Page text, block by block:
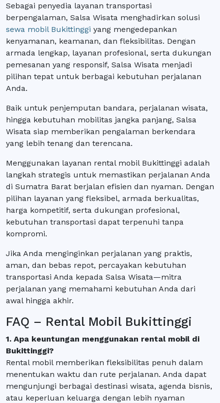
Sebagai penyedia layanan transportasi
berpengalaman, Salsa Wisata menghadirkan solusi
sewa mobil Bukittinggi yang mengedepankan
kenyamanan, keamanan, dan fleksibilitas. Dengan
armada lengkap, layanan profesional, serta dukungan
pemesanan yang responsif, Salsa Wisata menjadi
pilihan tepat untuk berbagai kebutuhan perjalanan
Anda.
Baik untuk penjemputan bandara, perjalanan wisata,
hingga kebutuhan mobilitas jangka panjang, Salsa
Wisata siap memberikan pengalaman berkendara
yang lebih tenang dan terencana.
Menggunakan layanan rental mobil Bukittinggi adalah
langkah strategis untuk memastikan perjalanan Anda
di Sumatra Barat berjalan efisien dan nyaman. Dengan
pilihan layanan yang fleksibel, armada berkualitas,
harga kompetitif, serta dukungan profesional,
kebutuhan transportasi dapat terpenuhi tanpa
kompromi.
Jika Anda menginginkan perjalanan yang praktis,
aman, dan bebas repot, percayakan kebutuhan
transportasi Anda kepada Salsa Wisata—mitra
perjalanan yang memahami kebutuhan Anda dari
awal hingga akhir.
FAQ – Rental Mobil Bukittinggi
1. Apa keuntungan menggunakan rental mobil di
Bukittinggi?
Rental mobil memberikan fleksibilitas penuh dalam
menentukan waktu dan rute perjalanan. Anda dapat
mengunjungi berbagai destinasi wisata, agenda bisnis,
atau keperluan keluarga dengan lebih nyaman